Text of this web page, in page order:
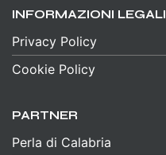
INFORMAZIONI LEGALI
Privacy Policy
Cookie Policy
PARTNER
Perla di Calabria